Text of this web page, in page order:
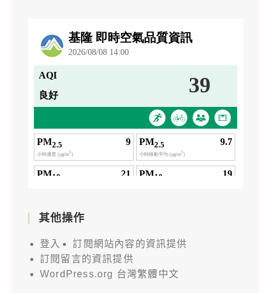
其他操作
登入
訂閱網站內容的資訊提供
訂閱留言的資訊提供
WordPress.org 台灣繁體中文